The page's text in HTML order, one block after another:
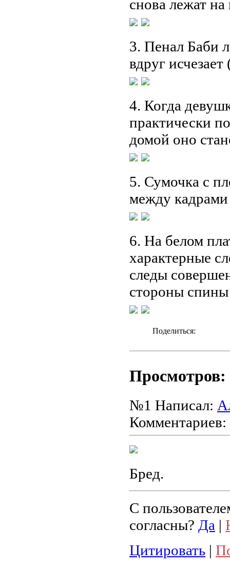
снова лежат
3. Пенал Баби
вдруг
4. Когда
практически
домой оно
5. Сумочка с
между
6. На белом
характерные
следы
стороны
Поделиться:
Просмотров:
№1 Написал:
Комментариев:
Бред.
С
согласны? Да |
Цитировать |